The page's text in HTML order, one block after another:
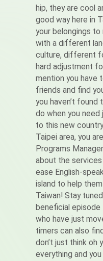
hip, they are cool
good way here in
your belongings
with a different
culture, different
hard adjustment
mention you have
friends and find
you haven’t found
do when you
to this new
Taipei area, you
Programs
about the
ease English-
island to help
Taiwan! Stay
beneficial
who have just
timers can also
don’t just think oh
everything and